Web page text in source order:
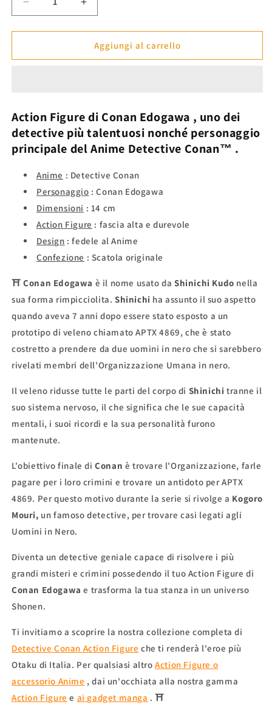
Diminuisci
quantità
per
Figure
Conan
-
Detective
Conan™
Aumenta
quantità
per
Action
Figure
Conan
-
Detective
Conan™
Aggiungi al carrello
Action Figure di Conan Edogawa , uno dei
detective più talentuosi nonché personaggio
principale del Anime Detective Conan™ .
Anime : Detective Conan
Personaggio : Conan Edogawa
Dimensioni : 14 cm
Action Figure : fascia alta e durevole
Design : fedele al Anime
Confezione : Scatola originale
⛩Conan Edogawa è il nome usato daShinichi Kudo nella
sua forma rimpicciolita.Shinichi ha assunto il suo aspetto
quando aveva 7 anni dopo essere stato esposto a un
prototipo di veleno chiamato APTX 4869, che è stato
costretto a prendere da due uomini in nero che si sarebbero
rivelati membri dell'Organizzazione Umana in nero.
Il veleno ridusse tutte le parti del corpo di Shinichi tranne il
suo sistema nervoso, il che significa che le sue capacità
mentali, i suoi ricordi e la sua personalità furono
mantenute.
L'obiettivo finale diConan è trovare l'Organizzazione, farle
pagare per i loro crimini e trovare un antidoto per APTX
4869. Per questo motivo durante la serie si rivolge a Kogoro
Mouri, un famoso detective, per trovare casi legati agli
Uomini in Nero.
Diventa un detective geniale capace di risolvere i più
grandi misteri e crimini possedendo il tuo Action Figure di
Conan Edogawa e trasforma la tua stanza in un universo
Shonen.
Ti invitiamo a scoprire la nostra collezione completa di
Detective Conan Action Figure che ti renderà l'eroe più
Otaku di Italia. Per qualsiasi altroAction Figure o
accessorio Anime , dai un'occhiata alla nostra gamma
Action Figure e ai gadget manga . ⛩